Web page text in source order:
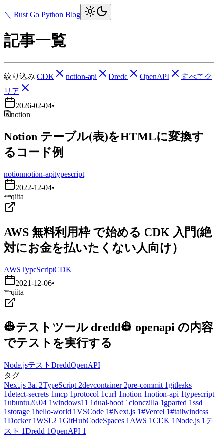
＼ Rust Go Python Blog
記事一覧
絞り込み:CDK notion-api Dredd OpenAPI
すべてク
リア
2026-02-04•
notion
Notion テーブル(表)をHTMLに変換す
るコード例
notionnotion-apitypescript
2022-12-04•
qiita
AWS 無料利用枠 で始める CDK 入門(絶
対にお金を払いたくない人向け）
AWSTypeScriptCDK
2021-12-06•
qiita
👷テストツール dredd👷 openapi の内容
でテストを実行する
Node.jsテスト DreddOpenAPI
タグ
Next.js 3ai 2TypeScript 2devcontainer 2pre-commit 1 gitleaks
1detect-secrets 1mcp 1protocol 1curl 1notion 1notion-api 1typescript
1ubuntu20.04 1windows11 1dual-boot 1clonezilla 1 gparted 1ssd
1storage 1hello-world 1VSCode 1#Next.js 1#Vercel 1#tailwindcss
1Docker 1WSL2 1GitHubCodeSpaces 1 AWS 1CDK 1Node.js 1 テ
スト 1Dredd 1OpenAPI 1